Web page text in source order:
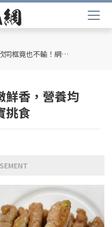
郭藹明「早期劇照」被扒，和李嘉欣同框竟也不輸！網友：難怪劉青云這麼愛她
鮮香，營養均
挑食